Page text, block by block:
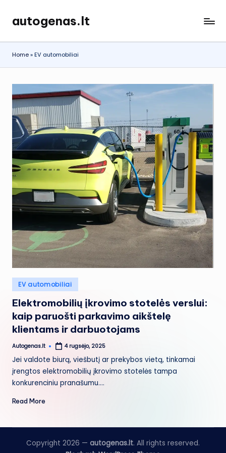
Skip
content
autogenas.lt
Home»EV automobiliai
Posted
in
EV automobiliai
Elektromobilių įkrovimo stotelės verslui:
kaip paruošti parkavimo aikštelę
klientams ir darbuotojams
Posted
Autogenas.lt 4 rugsėjo, 2025
Jei valdote biurą, viešbutį ar prekybos vietą, tinkamai
įrengtos elektromobilių įkrovimo stotelės tampa
konkurenciniu pranašumu.…
Read More
Copyright 2026 — autogenas.lt. All rights reserved.